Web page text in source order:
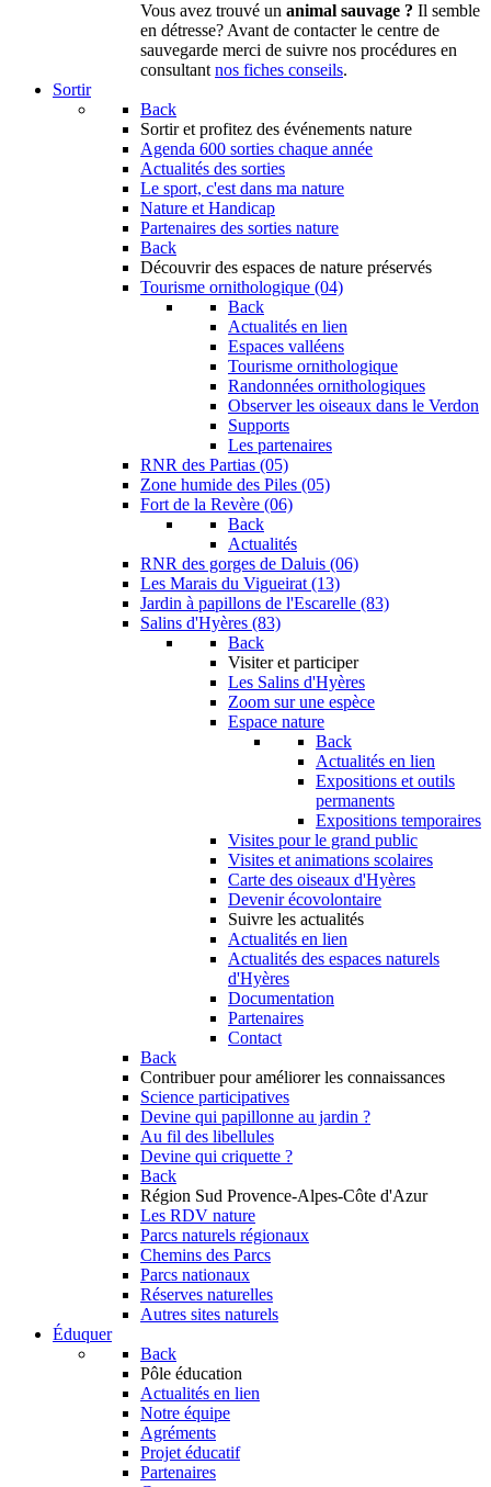
Vous avez trouvé un animal sauvage ? Il semble
en détresse? Avant de contacter le centre de
sauvegarde merci de suivre nos procédures en
consultant nos fiches conseils.
Sortir
Back
Sortir et profitez des événements nature
Agenda 600 sorties chaque année
Actualités des sorties
Le sport, c'est dans ma nature
Nature et Handicap
Partenaires des sorties nature
Back
Découvrir des espaces de nature préservés
Tourisme ornithologique (04)
Back
Actualités en lien
Espaces valléens
Tourisme ornithologique
Randonnées ornithologiques
Observer les oiseaux dans le Verdon
Supports
Les partenaires
RNR des Partias (05)
Zone humide des Piles (05)
Fort de la Revère (06)
Back
Actualités
RNR des gorges de Daluis (06)
Les Marais du Vigueirat (13)
Jardin à papillons de l'Escarelle (83)
Salins d'Hyères (83)
Back
Visiter et participer
Les Salins d'Hyères
Zoom sur une espèce
Espace nature
Back
Actualités en lien
Expositions et outils
permanents
Expositions temporaires
Visites pour le grand public
Visites et animations scolaires
Carte des oiseaux d'Hyères
Devenir écovolontaire
Suivre les actualités
Actualités en lien
Actualités des espaces naturels
d'Hyères
Documentation
Partenaires
Contact
Back
Contribuer pour améliorer les connaissances
Science participatives
Devine qui papillonne au jardin ?
Au fil des libellules
Devine qui criquette ?
Back
Région Sud Provence-Alpes-Côte d'Azur
Les RDV nature
Parcs naturels régionaux
Chemins des Parcs
Parcs nationaux
Réserves naturelles
Autres sites naturels
Éduquer
Back
Pôle éducation
Actualités en lien
Notre équipe
Agréments
Projet éducatif
Partenaires